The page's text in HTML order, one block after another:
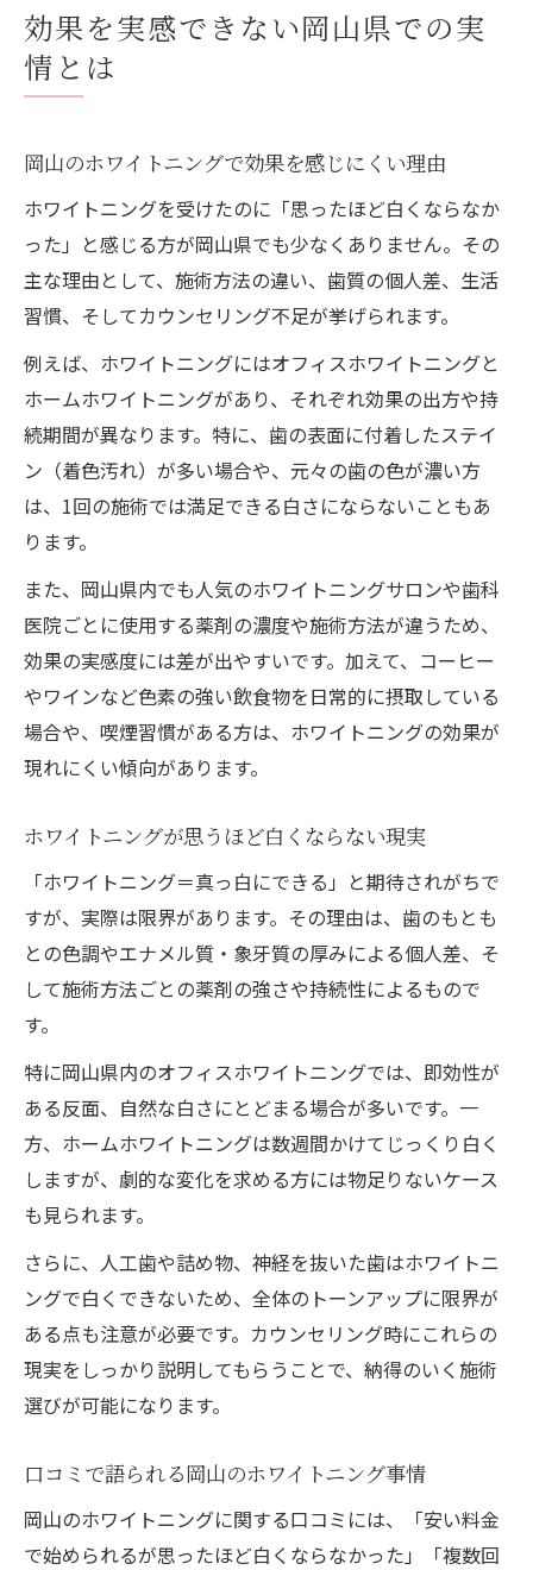
効果を実感できない岡山県での実
情とは
岡山のホワイトニングで効果を感じにくい理由
ホワイトニングを受けたのに「思ったほど白くならなか
った」と感じる方が岡山県でも少なくありません。その
主な理由として、施術方法の違い、歯質の個人差、生活
習慣、そしてカウンセリング不足が挙げられます。
例えば、ホワイトニングにはオフィスホワイトニングと
ホームホワイトニングがあり、それぞれ効果の出方や持
続期間が異なります。特に、歯の表面に付着したステイ
ン（着色汚れ）が多い場合や、元々の歯の色が濃い方
は、1回の施術では満足できる白さにならないこともあ
ります。
また、岡山県内でも人気のホワイトニングサロンや歯科
医院ごとに使用する薬剤の濃度や施術方法が違うため、
効果の実感度には差が出やすいです。加えて、コーヒー
やワインなど色素の強い飲食物を日常的に摂取している
場合や、喫煙習慣がある方は、ホワイトニングの効果が
現れにくい傾向があります。
ホワイトニングが思うほど白くならない現実
「ホワイトニング＝真っ白にできる」と期待されがちで
すが、実際は限界があります。その理由は、歯のもとも
との色調やエナメル質・象牙質の厚みによる個人差、そ
して施術方法ごとの薬剤の強さや持続性によるもので
す。
特に岡山県内のオフィスホワイトニングでは、即効性が
ある反面、自然な白さにとどまる場合が多いです。一
方、ホームホワイトニングは数週間かけてじっくり白く
しますが、劇的な変化を求める方には物足りないケース
も見られます。
さらに、人工歯や詰め物、神経を抜いた歯はホワイトニ
ングで白くできないため、全体のトーンアップに限界が
ある点も注意が必要です。カウンセリング時にこれらの
現実をしっかり説明してもらうことで、納得のいく施術
選びが可能になります。
口コミで語られる岡山のホワイトニング事情
岡山のホワイトニングに関する口コミには、「安い料金
で始められるが思ったほど白くならなかった」「複数回